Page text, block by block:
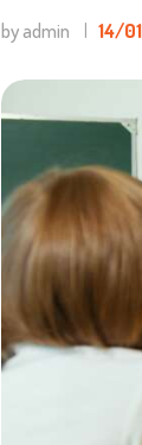
by admin 14/